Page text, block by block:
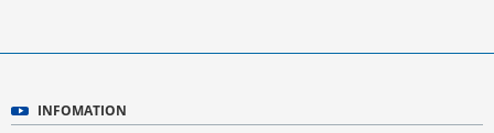
INFOMATION